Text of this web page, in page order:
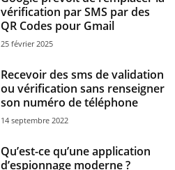
vérification par SMS par des
QR Codes pour Gmail
25 février 2025
Recevoir des sms de validation
ou vérification sans renseigner
son numéro de téléphone
14 septembre 2022
Qu’est-ce qu’une application
d’espionnage moderne ?